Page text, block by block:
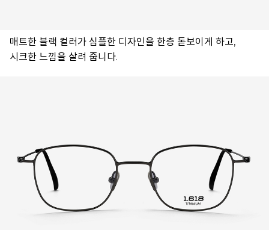
매트한 블랙 컬러가 심플한 디자인을 한층 돋보이게 하고,
시크한 느낌을 살려 줍니다.